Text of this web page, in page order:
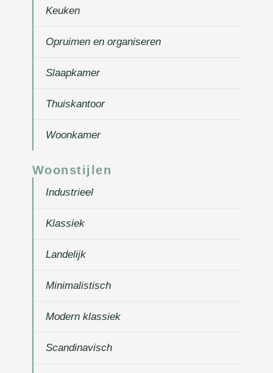
Keuken
Opruimen en organiseren
Slaapkamer
Thuiskantoor
Woonkamer
Woonstijlen
Industrieel
Klassiek
Landelijk
Minimalistisch
Modern klassiek
Scandinavisch